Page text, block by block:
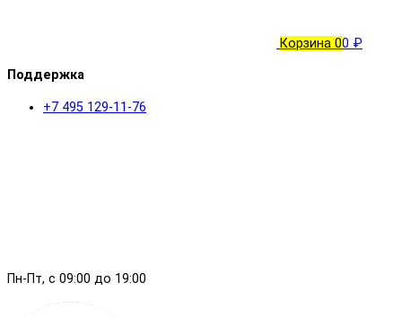
Корзина 00 ₽
Поддержка
+7 495 129-11-76
Пн-Пт, с 09:00 до 19:00